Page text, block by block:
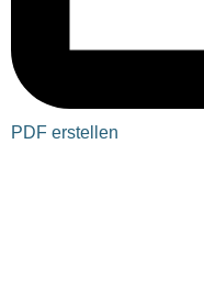
PDF erstellen